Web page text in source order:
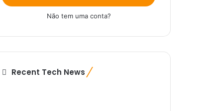
Não tem uma conta?
Recent Tech News